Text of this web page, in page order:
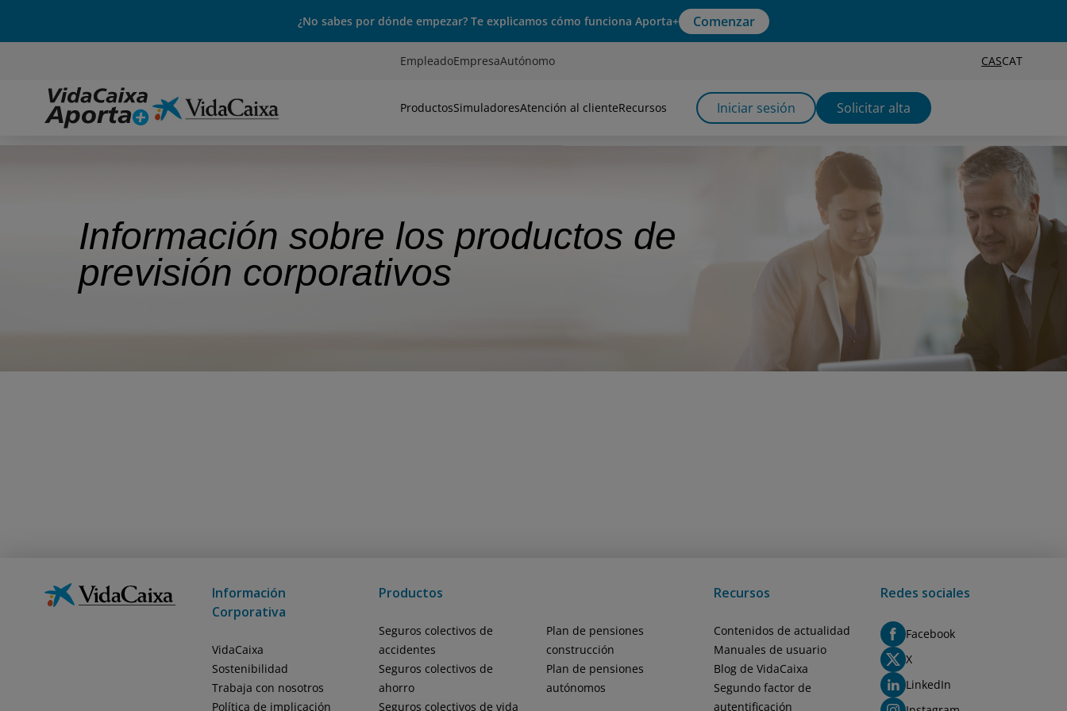
¿No sabes por dónde empezar? Te explicamos cómo funciona Aporta+ Comenzar
EmpleadoEmpresaAutónomo CASCAT
ProductosSimuladoresAtención al clienteRecursos Iniciar sesión Solicitar alta
Información sobre los productos de
previsión corporativos
Información
Corporativa
VidaCaixa
Sostenibilidad
Trabaja con nosotros
Política de implicación
Productos
Seguros colectivos de
accidentes
Seguros colectivos de
ahorro
Seguros colectivos de vida
Plan de pensiones
construcción
Plan de pensiones
autónomos
Recursos
Contenidos de actualidad
Manuales de usuario
Blog de VidaCaixa
Segundo factor de
autentificación
Redes sociales
Facebook
X
LinkedIn